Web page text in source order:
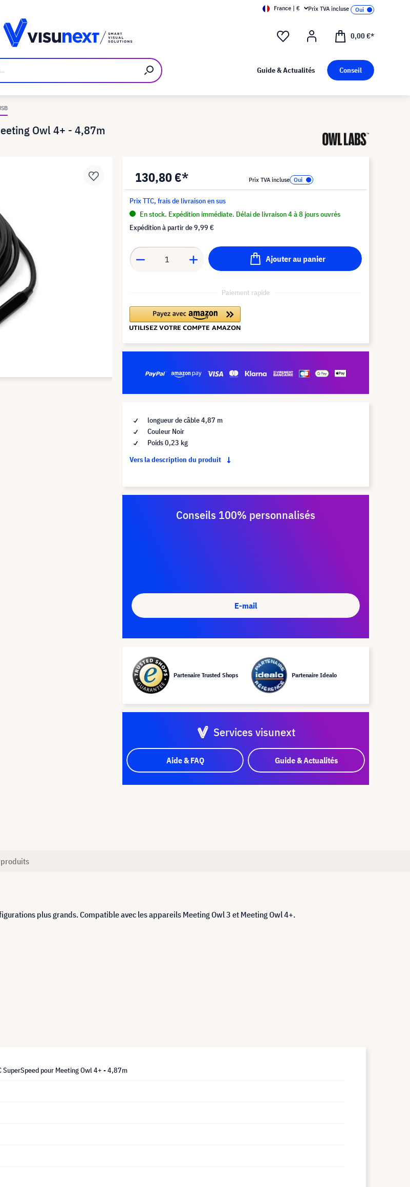
France | € Prix TVA incluse
0,00 €*
Guide & Actualités Conseil
Owl 4+ - 4,87m
130,80 €* Prix TVA incluse
Prix TTC, frais de livraison en sus
En stock. Expédition immédiate. Délai de livraison 4 à 8 jours ouvrés
Expédition à partir de9,99 €
Ajouter au panier
Paiement rapide
longueur de câble 4,87 m
Couleur Noir
Poids 0,23 kg
Vers la description du produit
Conseils 100% personnalisés
E-mail
Partenaire Trusted Shops Partenaire Idealo
Services visunext
Aide & FAQ Guide & Actualités
plus grands. Compatible avec les appareils Meeting Owl 3 et Meeting Owl 4+.
SuperSpeed pour Meeting Owl 4+ - 4,87m